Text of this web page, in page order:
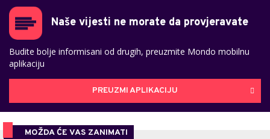
Naše vijesti ne morate da provjeravate
Budite bolje informisani od drugih, preuzmite Mondo mobilnu
aplikaciju
PREUZMI APLIKACIJU
MOŽDA ĆE VAS ZANIMATI